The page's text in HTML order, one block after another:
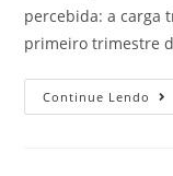
percebida: a carga
primeiro trimestre
Continue Lendo